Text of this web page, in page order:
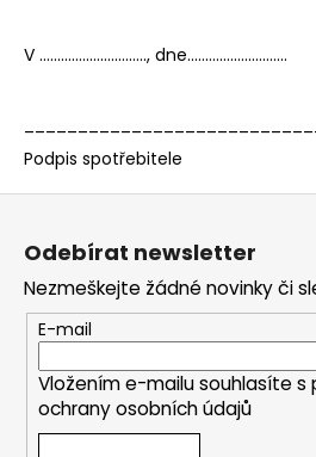
V .............................., dne............................
Podpis spotřebitele
Z
Odebírat newsletter
Nezmeškejte žádné novinky či
E-mail
Vložením e-mailu souhlasíte s
ochrany osobních údajů